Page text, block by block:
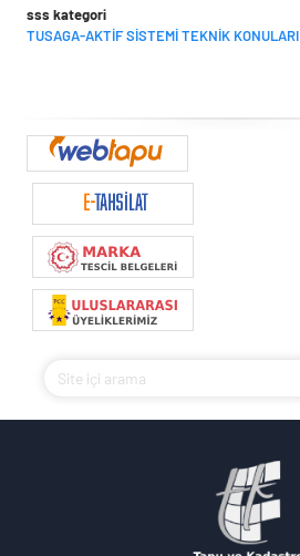
sss kategori
TUSAGA-AKTİF SİSTEMİ TEKNİK KONULARI